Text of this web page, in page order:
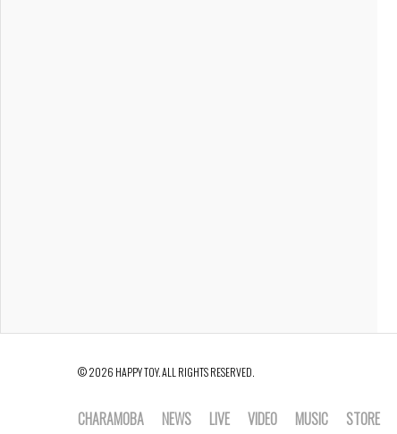
© 2026 HAPPY TOY. ALL RIGHTS RESERVED.
CHARAMOBA NEWS LIVE VIDEO MUSIC STORE